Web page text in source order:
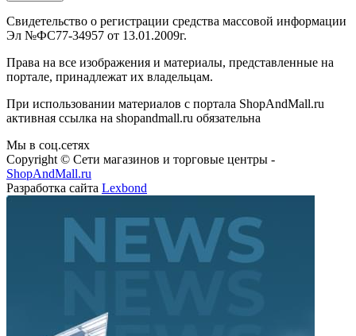
Свидетельство о регистрации средства массовой информации
Эл №ФС77-34957 от 13.01.2009г.
Права на все изображения и материалы, представленные на
портале, принадлежат их владельцам.
При использовании материалов с портала ShopAndMall.ru
активная ссылка на shopandmall.ru обязательна
Мы в соц.сетях
Copyright © Сети магазинов и торговые центры -
ShopAndMall.ru
Разработка сайта Lexbond